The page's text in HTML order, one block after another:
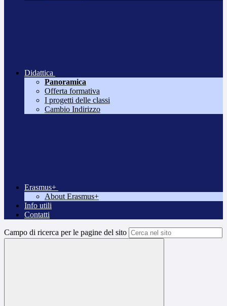
Didattica
Panoramica
Offerta formativa
I progetti delle classi
Cambio Indirizzo
Erasmus+
About Erasmus+
Info utili
Contatti
Campo di ricerca per le pagine del sito